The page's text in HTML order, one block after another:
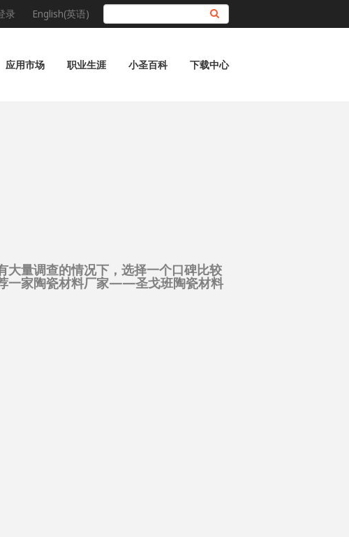
录 English(英语)
应用市场 职业生涯 小圣百科 下载中心
大量调查的情况下，选择一个口碑比较
一家陶瓷材料厂家——圣戈班陶瓷材料